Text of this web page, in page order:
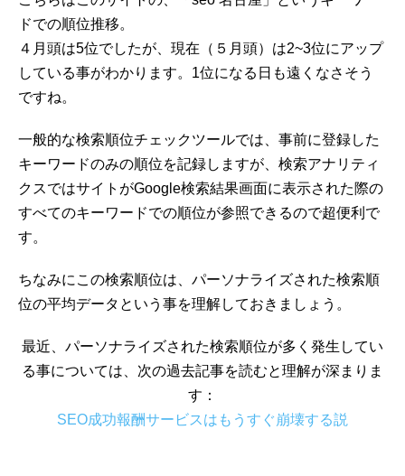
ドでの順位推移。
４月頭は5位でしたが、現在（５月頭）は2~3位にアップ
している事がわかります。1位になる日も遠くなさそう
ですね。
一般的な検索順位チェックツールでは、事前に登録した
キーワードのみの順位を記録しますが、検索アナリティ
クスではサイトがGoogle検索結果画面に表示された際の
すべてのキーワードでの順位が参照できるので超便利で
す。
ちなみにこの検索順位は、パーソナライズされた検索順
位の平均データという事を理解しておきましょう。
最近、パーソナライズされた検索順位が多く発生してい
る事については、次の過去記事を読むと理解が深まりま
す：
SEO成功報酬サービスはもうすぐ崩壊する説